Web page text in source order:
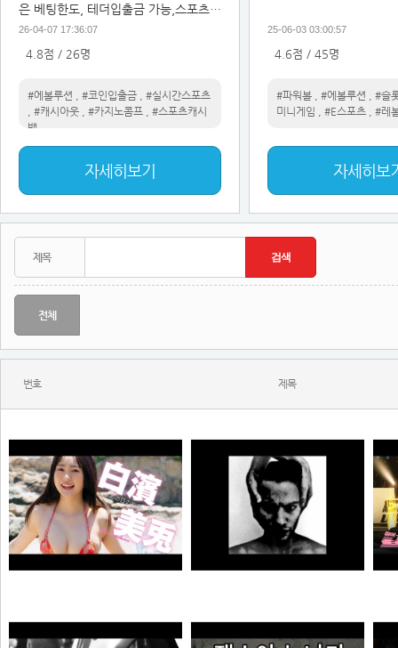
은 베팅한도, 테더입출금 가능,스포츠
실시간 베팅 캐시아웃가능
26-04-07 17:36:07
4.8점 / 26명
#에볼루션 #코인입출금
#실시간스포츠
#캐시아웃 #카지노콤프
#스포츠캐시
백
자세히보기
25-06-03 03:00:57
4.6점 / 45명
#파워볼 #에볼루션
#슬
미니게임
#E스포츠 #레
자세히보
전체
번호 제목
곰비서
극혐